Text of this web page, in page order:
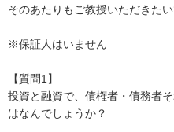
そのあたりもご教授いただきたい
※保証人はいません
【質問1】
投資と融資で、債権者・債務者
はなんでしょうか？